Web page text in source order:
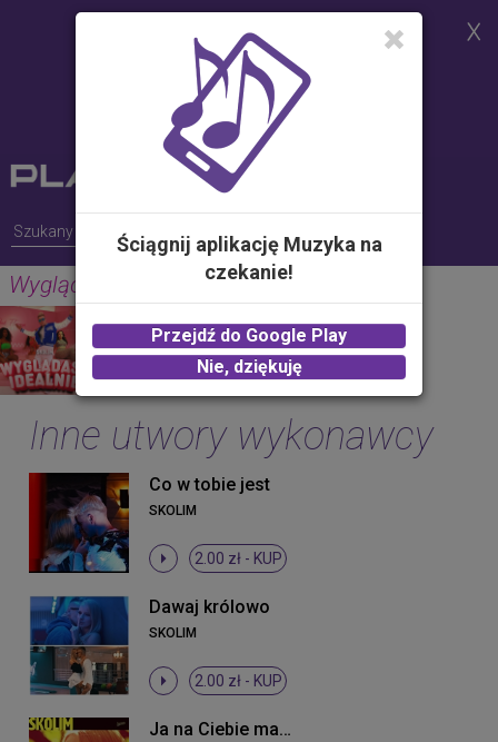
celu realizacji usług i zgodnie z
Polityką Plików Cookies.
Możesz określić warunki
przechowywania lub dostępu do
plików cookies w Twojej
przeglądarce
Wyglądasz idealnie
SKOLIM
2.00 zł -KUP
Inne utwory wykonawcy
Co w tobie jest
SKOLIM
2.00 zł - KUP
Dawaj królowo
SKOLIM
2.00 zł - KUP
Ja na Ciebie mam ochotę
Ściągnij aplikację Muzyka na
czekanie!
Przejdź do Google Play
Nie, dziękuję